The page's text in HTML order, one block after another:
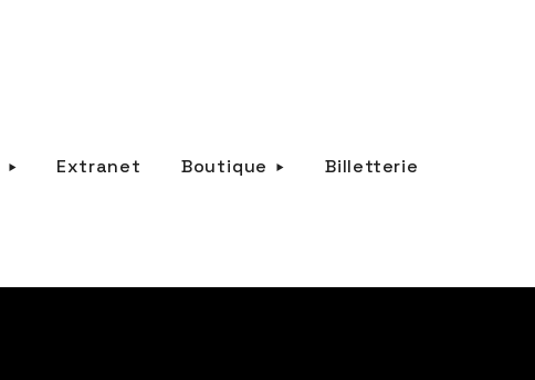
Extranet Boutique Billetterie